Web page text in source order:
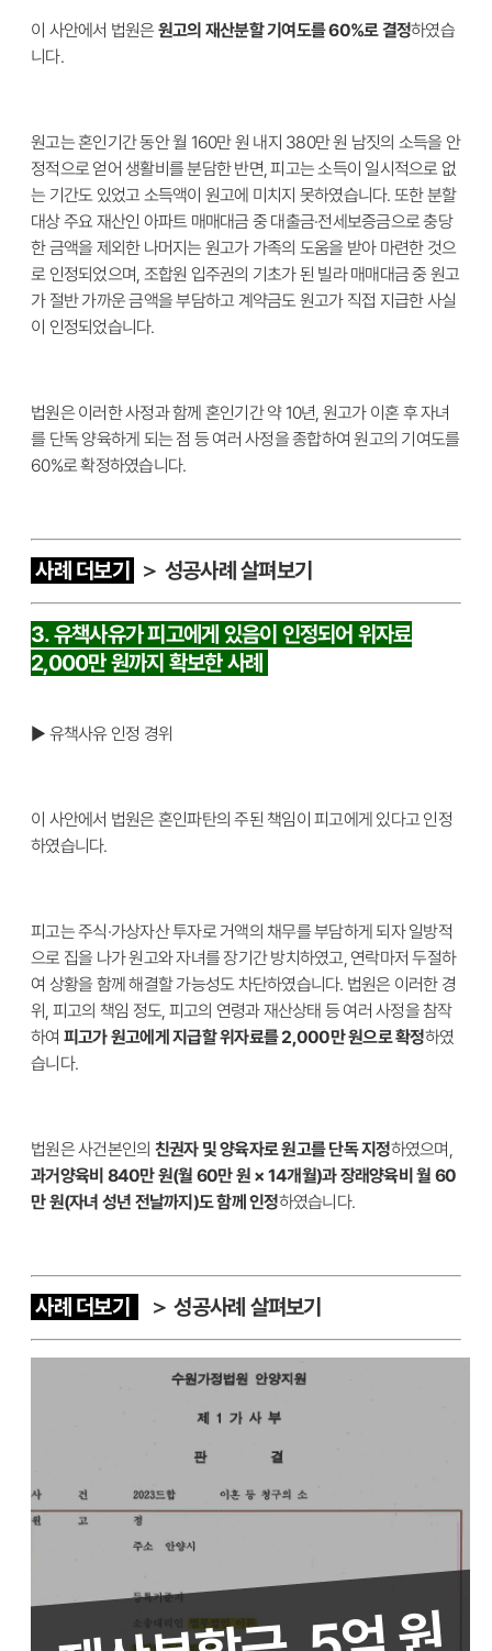
이 사안에서 법원은 원고의 재산분할 기여도를 60%로 결정하였습
니다.
원고는 혼인기간 동안 월 160만 원 내지 380만 원 남짓의 소득을 안
정적으로 얻어 생활비를 분담한 반면, 피고는 소득이 일시적으로 없
는 기간도 있었고 소득액이 원고에 미치지 못하였습니다. 또한 분할
대상 주요 재산인 아파트 매매대금 중 대출금·전세보증금으로 충당
한 금액을 제외한 나머지는 원고가 가족의 도움을 받아 마련한 것으
로 인정되었으며, 조합원 입주권의 기초가 된 빌라 매매대금 중 원고
가 절반 가까운 금액을 부담하고 계약금도 원고가 직접 지급한 사실
이 인정되었습니다.
법원은 이러한 사정과 함께 혼인기간 약 10년, 원고가 이혼 후 자녀
를 단독 양육하게 되는 점 등 여러 사정을 종합하여 원고의 기여도를
60%로 확정하였습니다.
사례 더보기 ＞ 성공사례 살펴보기
3. 유책사유가 피고에게 있음이 인정되어 위자료
2,000만 원까지 확보한 사례
▶ 유책사유 인정 경위
이 사안에서 법원은 혼인파탄의 주된 책임이 피고에게 있다고 인정
하였습니다.
피고는 주식·가상자산 투자로 거액의 채무를 부담하게 되자 일방적
으로 집을 나가 원고와 자녀를 장기간 방치하였고, 연락마저 두절하
여 상황을 함께 해결할 가능성도 차단하였습니다. 법원은 이러한 경
위, 피고의 책임 정도, 피고의 연령과 재산상태 등 여러 사정을 참작
하여 피고가 원고에게 지급할 위자료를 2,000만 원으로 확정하였
습니다.
법원은 사건본인의 친권자 및 양육자로 원고를 단독 지정하였으며,
과거양육비 840만 원(월 60만 원 × 14개월)과 장래양육비 월 60
만 원(자녀 성년 전날까지)도 함께 인정하였습니다.
사례 더보기 ＞ 성공사례 살펴보기